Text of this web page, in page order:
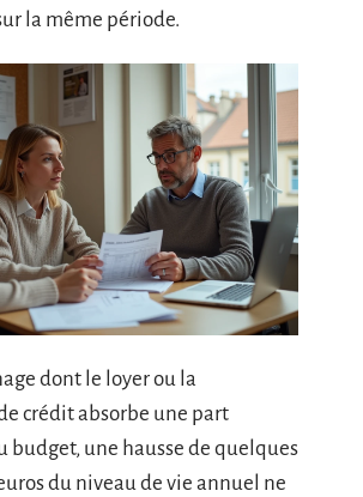
la même période.
dont le loyer ou la
crédit absorbe une part
budget, une hausse de quelques
du niveau de vie annuel ne